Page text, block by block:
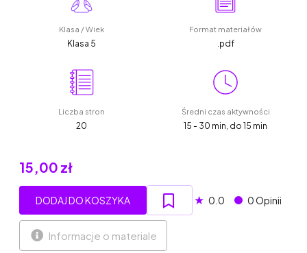
Klasa / Wiek
Klasa 5
Format materiałów
.pdf
Liczba stron
20
Średni czas aktywności
15 - 30 min, do 15 min
15,00 zł
DODAJ DO KOSZYKA ★ 0.0 0 Opinii
Informacje o materiale